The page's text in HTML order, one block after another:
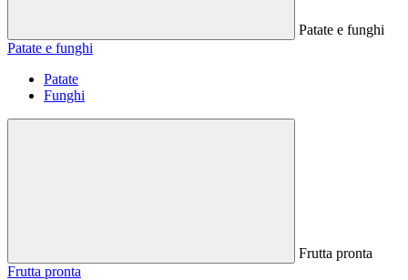
Patate e funghi
Patate e funghi
Patate
Funghi
Frutta pronta
Frutta pronta